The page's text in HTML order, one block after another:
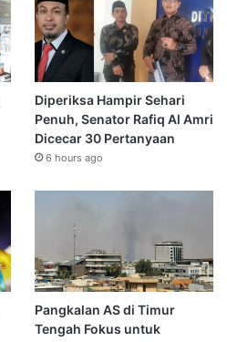
Diperiksa Hampir Sehari
Penuh, Senator Rafiq Al Amri
Dicecar 30 Pertanyaan
6 hours ago
Pangkalan AS di Timur
Tengah Fokus untuk